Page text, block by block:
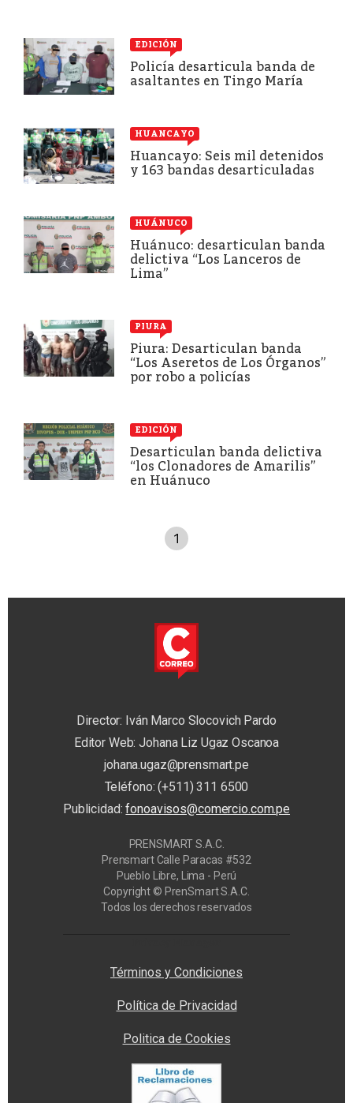
EDICIÓN
Policía desarticula banda de
asaltantes en Tingo María
HUANCAYO
Huancayo: Seis mil detenidos
y 163 bandas desarticuladas
HUÁNUCO
Huánuco: desarticulan banda
delictiva “Los Lanceros de
Lima”
PIURA
Piura: Desarticulan banda
“Los Aseretos de Los Órganos”
por robo a policías
EDICIÓN
Desarticulan banda delictiva
“los Clonadores de Amarilis”
en Huánuco
1
Director: Iván Marco Slocovich Pardo
Editor Web: Johana Liz Ugaz Oscanoa
johana.ugaz@prensmart.pe
Teléfono: (+511) 311 6500
Publicidad:fonoavisos@comercio.com.pe
PRENSMART S.A.C.
Prensmart Calle Paracas #532
Pueblo Libre, Lima - Perú
Copyright © PrenSmart S.A.C.
Todos los derechos reservados
Términos y Condiciones
Política de Privacidad
Politica de Cookies